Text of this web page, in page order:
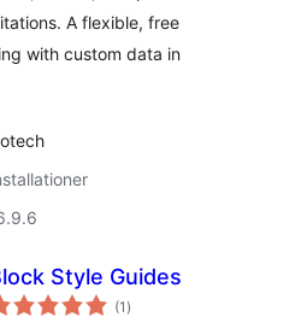
A flexible, free
with custom data in
Style Guides
(1 totale
bedømmelser
)